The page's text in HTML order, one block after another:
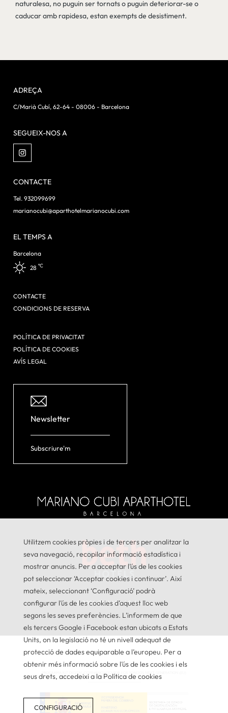
naturalesa, no puguin ser tornats o puguin deteriorar-se o
caducar amb rapidesa, estan exempts de desistiment.
ADREÇA
C/Marià Cubí, 62-64 - 08006 - Barcelona
SEGUEIX-NOS A
CONTACTE
Tel. 932099699
marianocubi@aparthotelmarianocubi.com
EL TEMPS A
Barcelona
28 ºC
CONTACTE
CONDICIONS DE RESERVA
POLÍTICA DE PRIVACITAT
POLÍTICA DE COOKIES
AVÍS LEGAL
Newsletter
Subscriure'm
© 2026GNA Hotel Solutions
Utilitzem cookies pròpies i de tercers per analitzar la
seva navegació, recopilar informació estadística i
mostrar anuncis. Per a acceptar l’ús de les cookies
pot seleccionar ‘Acceptar cookies i continuar’. Així
mateix, seleccionant ‘Configuració’ podrà
configurar l’ús de les cookies d’aquest lloc web
segons les seves preferències. L’informem de que
els tercers Google i Facebook estan ubicats a Estats
Units, on la legislació no té un nivell adequat de
protecció de dades equiparable a l’europeu. Per a
obtenir més informació sobre l’ús de les cookies i els
seus drets, accedeixi a la Política de cookies
CONFIGURACIÓ